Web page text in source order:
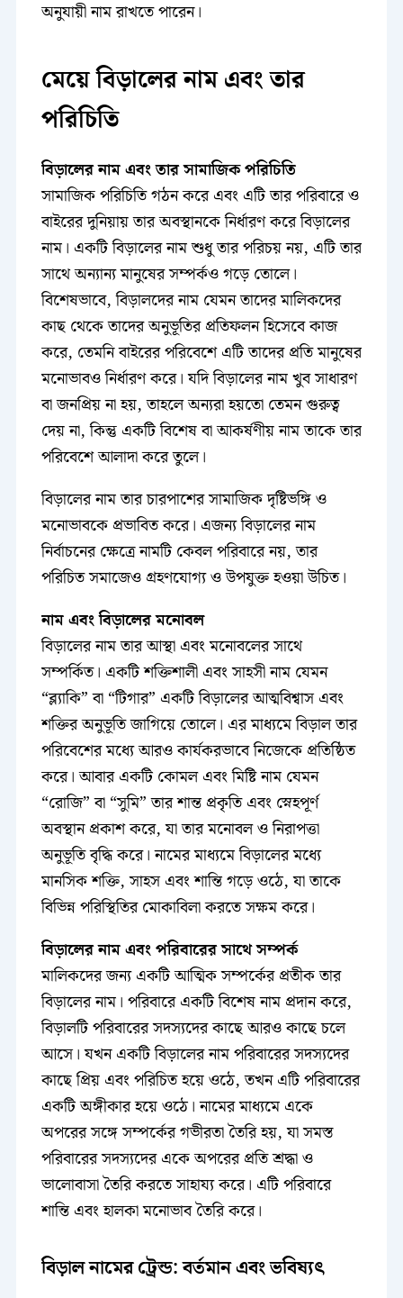
অনুযায়ী নাম রাখতে পারেন।
মেয়ে বিড়ালের নাম এবং তার
পরিচিতি
বিড়ালের নাম এবং তার সামাজিক পরিচিতি
সামাজিক পরিচিতি গঠন করে এবং এটি তার পরিবারে ও
বাইরের দুনিয়ায় তার অবস্থানকে নির্ধারণ করে বিড়ালের
নাম। একটি বিড়ালের নাম শুধু তার পরিচয় নয়, এটি তার
সাথে অন্যান্য মানুষের সম্পর্কও গড়ে তোলে।
বিশেষভাবে, বিড়ালদের নাম যেমন তাদের মালিকদের
কাছ থেকে তাদের অনুভূতির প্রতিফলন হিসেবে কাজ
করে, তেমনি বাইরের পরিবেশে এটি তাদের প্রতি মানুষের
মনোভাবও নির্ধারণ করে। যদি বিড়ালের নাম খুব সাধারণ
বা জনপ্রিয় না হয়, তাহলে অন্যরা হয়তো তেমন গুরুত্ব
দেয় না, কিন্তু একটি বিশেষ বা আকর্ষণীয় নাম তাকে তার
পরিবেশে আলাদা করে তুলে।
বিড়ালের নাম তার চারপাশের সামাজিক দৃষ্টিভঙ্গি ও
মনোভাবকে প্রভাবিত করে। এজন্য বিড়ালের নাম
নির্বাচনের ক্ষেত্রে নামটি কেবল পরিবারে নয়, তার
পরিচিত সমাজেও গ্রহণযোগ্য ও উপযুক্ত হওয়া উচিত।
নাম এবং বিড়ালের মনোবল
বিড়ালের নাম তার আস্থা এবং মনোবলের সাথে
সম্পর্কিত। একটি শক্তিশালী এবং সাহসী নাম যেমন
“ব্ল্যাকি” বা “টিগার” একটি বিড়ালের আত্মবিশ্বাস এবং
শক্তির অনুভূতি জাগিয়ে তোলে। এর মাধ্যমে বিড়াল তার
পরিবেশের মধ্যে আরও কার্যকরভাবে নিজেকে প্রতিষ্ঠিত
করে। আবার একটি কোমল এবং মিষ্টি নাম যেমন
“রোজি” বা “সুমি” তার শান্ত প্রকৃতি এবং স্নেহপূর্ণ
অবস্থান প্রকাশ করে, যা তার মনোবল ও নিরাপত্তা
অনুভূতি বৃদ্ধি করে। নামের মাধ্যমে বিড়ালের মধ্যে
মানসিক শক্তি, সাহস এবং শান্তি গড়ে ওঠে, যা তাকে
বিভিন্ন পরিস্থিতির মোকাবিলা করতে সক্ষম করে।
বিড়ালের নাম এবং পরিবারের সাথে সম্পর্ক
মালিকদের জন্য একটি আত্মিক সম্পর্কের প্রতীক তার
বিড়ালের নাম। পরিবারে একটি বিশেষ নাম প্রদান করে,
বিড়ালটি পরিবারের সদস্যদের কাছে আরও কাছে চলে
আসে। যখন একটি বিড়ালের নাম পরিবারের সদস্যদের
কাছে প্রিয় এবং পরিচিত হয়ে ওঠে, তখন এটি পরিবারের
একটি অঙ্গীকার হয়ে ওঠে। নামের মাধ্যমে একে
অপরের সঙ্গে সম্পর্কের গভীরতা তৈরি হয়, যা সমস্ত
পরিবারের সদস্যদের একে অপরের প্রতি শ্রদ্ধা ও
ভালোবাসা তৈরি করতে সাহায্য করে। এটি পরিবারে
শান্তি এবং হালকা মনোভাব তৈরি করে।
বিড়াল নামের ট্রেন্ড: বর্তমান এবং ভবিষ্যৎ